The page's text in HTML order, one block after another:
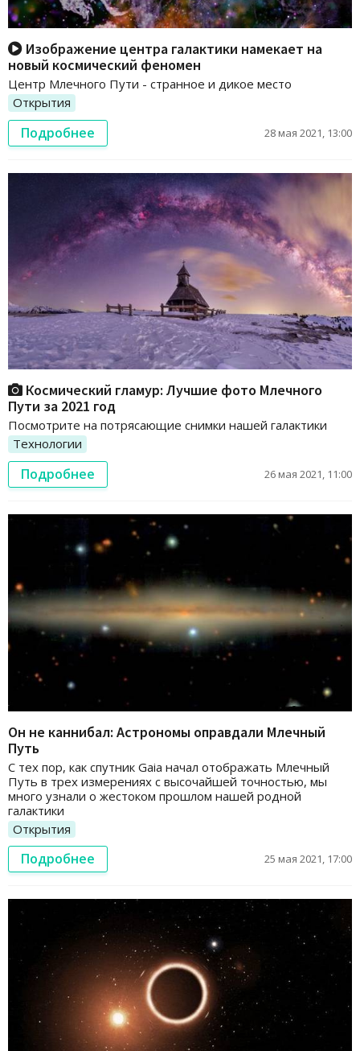
Изображение центра галактики намекает на
новый космический феномен
Центр Млечного Пути - странное и дикое место
Открытия
Подробнее 28 мая 2021, 13:00
Космический гламур: Лучшие фото Млечного
Пути за 2021 год
Посмотрите на потрясающие снимки нашей галактики
Технологии
Подробнее 26 мая 2021, 11:00
Он не каннибал: Астрономы оправдали Млечный
Путь
С тех пор, как спутник Gaia начал отображать Млечный
Путь в трех измерениях с высочайшей точностью, мы
много узнали о жестоком прошлом нашей родной
галактики
Открытия
Подробнее 25 мая 2021, 17:00